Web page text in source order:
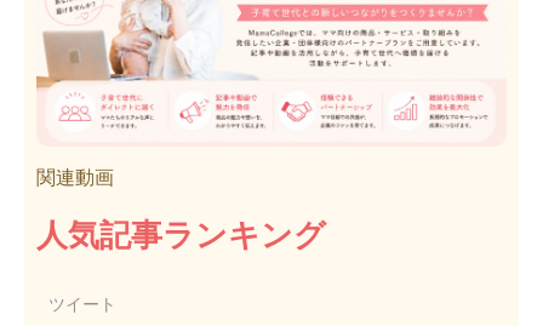
関連動画
人気記事ランキング
ツイート